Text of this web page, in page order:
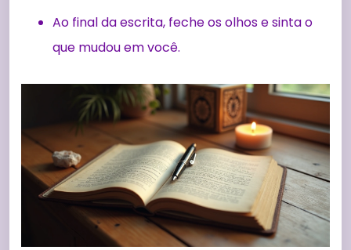
Ao final da escrita, feche os olhos e sinta o
que mudou em você.